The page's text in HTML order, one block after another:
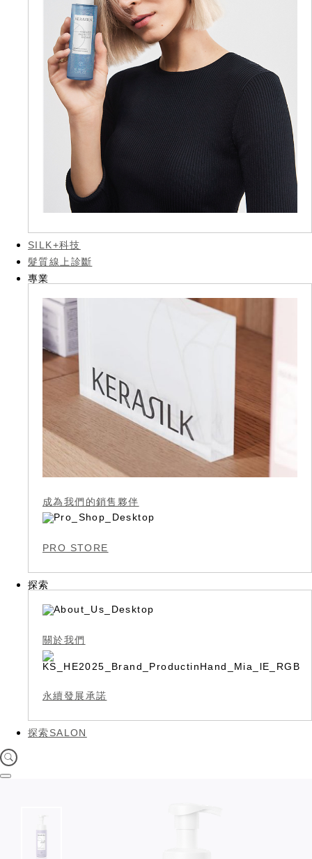
SILK+科技
髮質線上診斷
專業
成為我們的銷售夥伴
PRO STORE
探索
關於我們
永續發展承諾
探索SALON